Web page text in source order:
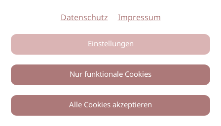
0
Datenschutz Impressum
Einstellungen
Nur funktionale Cookies
Alle Cookies akzeptieren